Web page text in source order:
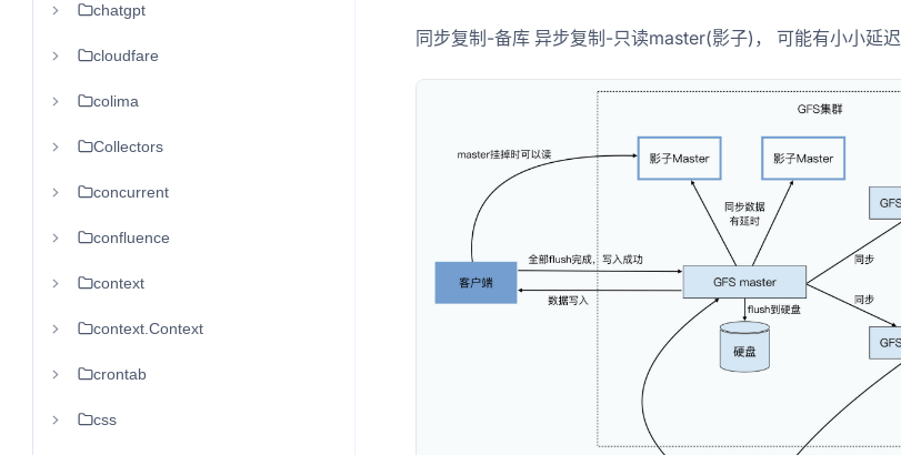
chatgpt
cloudfare
colima
Collectors
concurrent
confluence
context
context.Context
crontab
css
同步复制-备库 异步复制-只读master(影子)， 可能有小小延迟